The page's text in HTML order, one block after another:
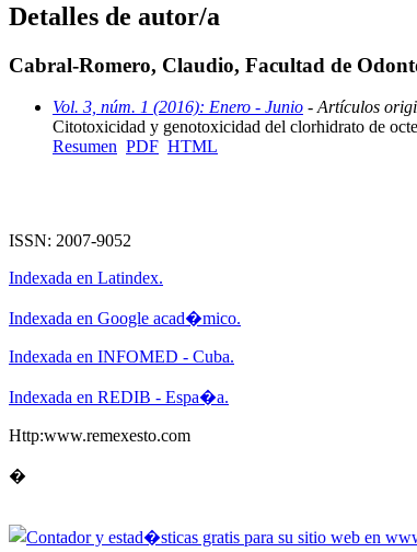
Detalles de autor/a
Cabral-Romero, Claudio, Facultad de
Vol. 3, núm. 1 (2016): Enero - Junio - Artículos
Citotoxicidad y genotoxicidad del clorhidrato de
Resumen PDF HTML
ISSN: 2007-9052
Indexada en Latindex.
Indexada en Google acad�mico.
Indexada en INFOMED - Cuba.
Indexada en REDIB - Espa�a.
Http:www.remexesto.com
�